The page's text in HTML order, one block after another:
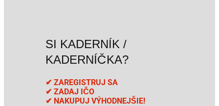
SI KADERNÍK /
KADERNÍČKA?
✔ ZAREGISTRUJ SA
✔ ZADAJ IČO
✔ NAKUPUJ VÝHODNEJŠIE!